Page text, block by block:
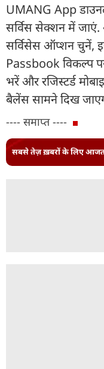
UMANG App
सर्विस सेक्शन में जाएं.
सर्विसेस ऑप्शन चुनें,
Passbook विकल्प
भरें और रजिस्टर्ड
बैलेंस सामने दिख
---- समाप्त ----
सबसे तेज़ ख़बरों के लिए